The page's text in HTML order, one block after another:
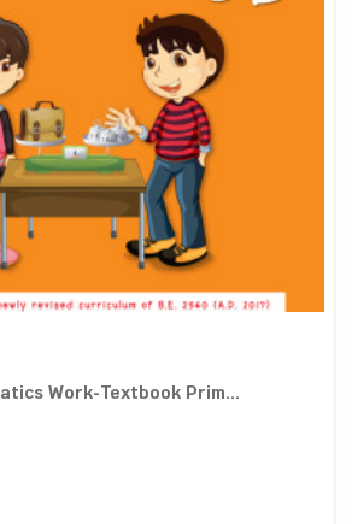
Work-Textbook Prim...